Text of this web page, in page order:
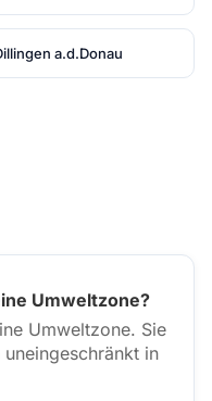
a.d.Donau
Umweltzone?
Umweltzone. Sie
in